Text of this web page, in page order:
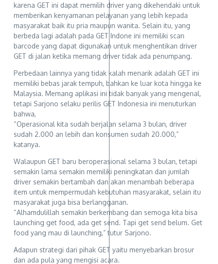
karena GET ini dapat memilih driver yang dikehendaki untuk
memberikan kenyamanan pelayanan yang lebih kepada
masyarakat baik itu pria maupun wanita. Selain itu, yang
berbeda lagi adalah pada GET Indone ini memiliki scan
barcode yang dapat digunakan untuk menghentikan driver
GET di jalan ketika memang driver tidak ada penumpang.
Perbedaan lainnya yang tidak kalah menarik adalah GET ini
memiliki bebas jarak tempuh, bahkan ke luar kota hingga ke
Malaysia. Memang aplikasi ini tidak banyak yang mengenal,
tetapi Sarjono selaku perilis GET Indonesia ini menuturkan
bahwa,
“Operasional kita sudah berjalan selama 3 bulan, driver
sudah 2.000 an lebih dan konsumen sudah 20.000,”
katanya.
Walaupun GET baru beroperasional selama 3 bulan, tetapi
semakin lama semakin memiliki peningkatan dan jumlah
driver semakin bertambah dan akan menambah beberapa
item untuk mempermudah kebutuhan masyarakat, selain itu
masyarakat juga bisa berlangganan.
“Alhamdulillah semakin berkembang dan semoga kita bisa
launching get food, ada get send. Tapi get send belum. Get
food yang mau di launching,” tutur Sarjono.
Adapun strategi dari pihak GET yaitu menyebarkan brosur
dan ada pula yang mengisi acara.